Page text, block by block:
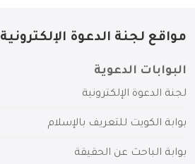
مواقع لجنة الدعوة الإلكترونية
البوابات الدعوية
لجنة الدعوة الإلكترونية
بوابة الكويت للتعريف بالإسلام
بوابة الباحث عن الحقيقة